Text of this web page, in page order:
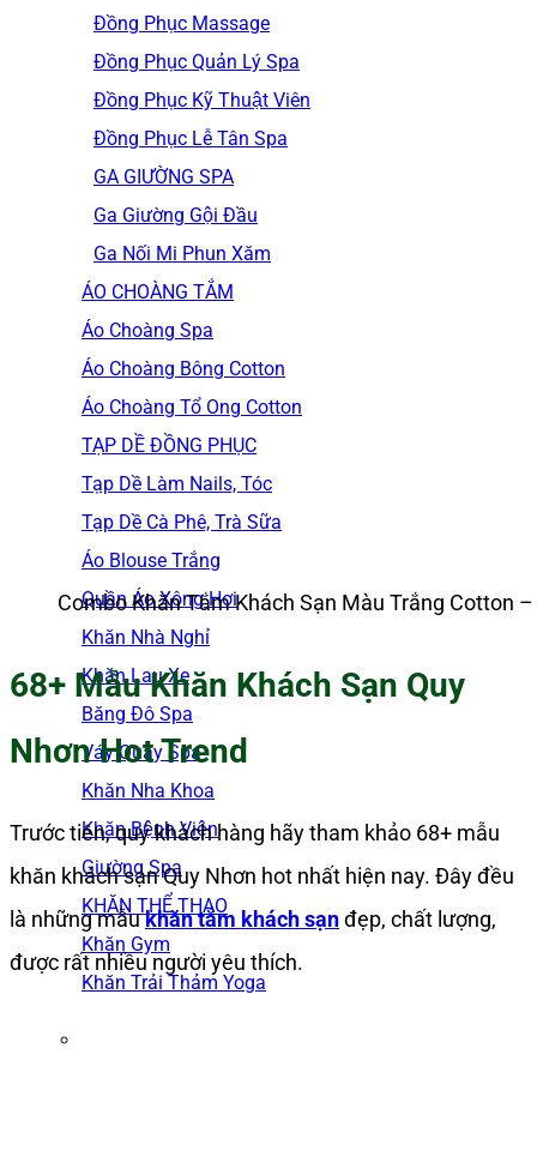
Đồng Phục Massage
Đồng Phục Quản Lý Spa
Đồng Phục Kỹ Thuật Viên
Đồng Phục Lễ Tân Spa
GA GIƯỜNG SPA
Ga Giường Gội Đầu
Ga Nối Mi Phun Xăm
ÁO CHOÀNG TẮM
Áo Choàng Spa
Áo Choàng Bông Cotton
Áo Choàng Tổ Ong Cotton
TẠP DỀ ĐỒNG PHỤC
Tạp Dề Làm Nails, Tóc
Tạp Dề Cà Phê, Trà Sữa
Áo Blouse Trắng
Quần Áo Xông Hơi
Khăn Nhà Nghỉ
Khăn Lau Xe
Băng Đô Spa
Váy Quây Spa
Khăn Nha Khoa
Khăn Bệnh Viện
Giường Spa
KHĂN THỂ THAO
Khăn Gym
Khăn Trải Thảm Yoga
Combo Khăn Tắm Khách Sạn Màu Trắng Cotton
68+ Mẫu Khăn Khách Sạn Quy
Nhơn Hot Trend
Trước tiên, quý khách hàng hãy tham khảo 68+ mẫu
khăn khách sạn Quy Nhơn hot nhất hiện nay. Đây đều
là những mẫukhăn tắm khách sạnđẹp, chất lượng,
được rất nhiều người yêu thích.